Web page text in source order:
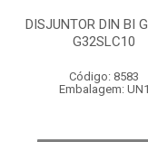
DISJUNTOR DIN BI
G32SLC10
Código: 8583
Embalagem: UN1